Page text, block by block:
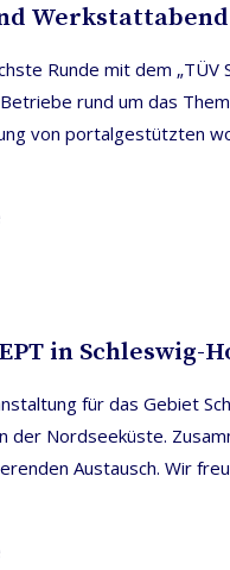
Runde mit dem
rund um das
von portalgestützten
in Schleswig-
für das Gebiet
Nordseeküste.
Austausch. Wir